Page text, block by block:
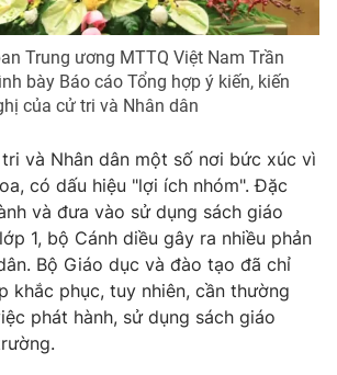
Đài Truyền hình Việt Nam
báo VTV
báo in và báo điện tử số 483/GP-BTTTT
Thủy
Trung ương MTTQ Việt Nam Trần
bày Báo cáo Tổng hợp ý kiến, kiến
của cử tri và Nhân dân
và Nhân dân một số nơi bức xúc vì
có dấu hiệu "lợi ích nhóm". Đặc
và đưa vào sử dụng sách giáo
1, bộ Cánh diều gây ra nhiều phản
Bộ Giáo dục và đào tạo đã chỉ
khắc phục, tuy nhiên, cần thường
phát hành, sử dụng sách giáo